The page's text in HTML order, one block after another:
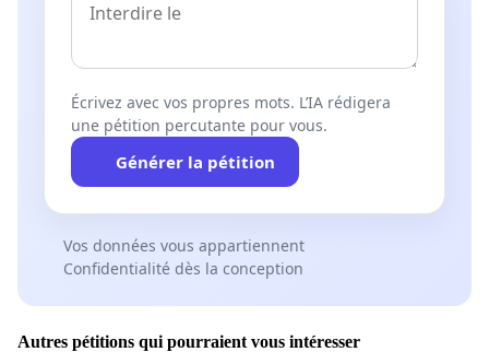
Écrivez avec vos propres mots. L’IA rédigera
une pétition percutante pour vous.
Générer la pétition
Vos données vous appartiennent
Confidentialité dès la conception
Autres pétitions qui pourraient vous intéresser